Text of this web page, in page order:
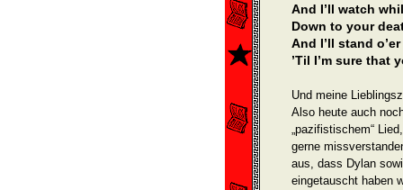
And I’ll watch
Down to your
And I’ll stand
’Til I’m sure that
Und meine
Also heute auch
„pazifistischem“
gerne
aus, dass Dylan
eingetauscht haben